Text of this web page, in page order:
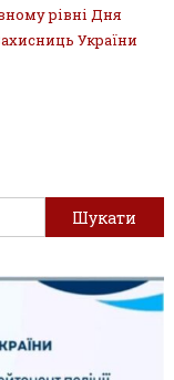
рівні Дня
України
Пошук: